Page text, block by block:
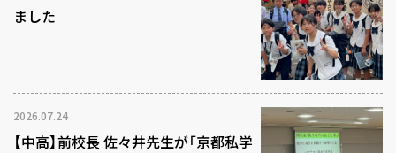
ました
2026.07.24
【中高】前校長 佐々井先生が「京都私学